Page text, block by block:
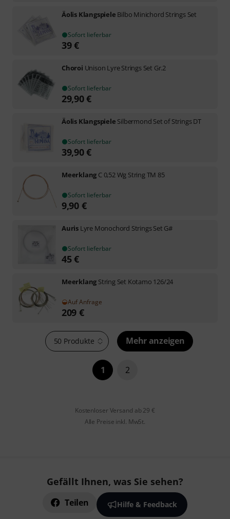
Äolis Klangspiele Bilbo Minichord Strings Set
Sofort lieferbar
39€
Choroi Unison Lyre Strings Set Gr.2
Sofort lieferbar
29,90€
Äolis Klangspiele Silbermond Set of Strings DT
Sofort lieferbar
39,90€
Meerklang C 0,52 Wg String TM 85
Sofort lieferbar
9,90 €
Auris Lyre Monochord Strings Set G#
Sofort lieferbar
45€
Meerklang String Set Kotamo 126/24
Auf Anfrage
209 €
50 Produkte Mehr anzeigen
1 2
Kostenloser Versand ab 29 €
Alle Preise inkl. MwSt.
Gefällt Ihnen, was Sie sehen?
Teilen Hilfe & Feedback